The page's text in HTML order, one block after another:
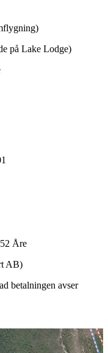
på Lake Lodge)
Åre
AB)
betalningen avser